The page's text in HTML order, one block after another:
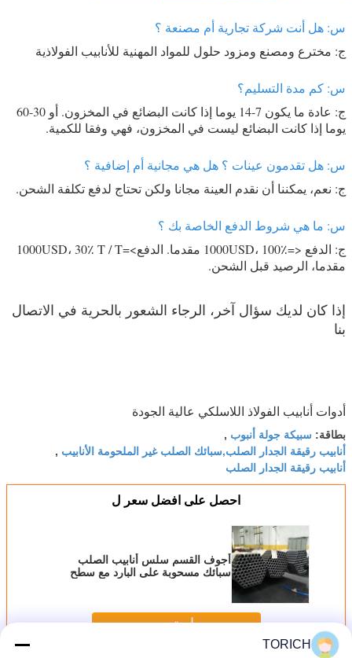
س: هل أنت شركة تجارية أم مصنعة ؟
ج: مخترع ومصنع ومزود حلول للمواد المهنية للأنابيب الفولاذية
س: كم مدة التسليم؟
ج: عادة ما يكون 7-14 يوما إذا كانت البضائع في المخزون. أو 30-60
يوما إذا كانت البضائع ليست في المخزون، فهي وفقا للكمية.
س: هل تقدمون عينات ؟ هل هي مجانية أم إضافية ؟
ج: نعم، يمكننا أن نقدم العينة مجانا ولكن تحتاج لدفع تكلفة الشحن.
س: ما هي شروط الدفع الخاصة بك ؟
ج: الدفع <=1000USD، 100٪ مقدما. الدفع>=1000USD، 30٪ T / T
مقدما، الرصيد قبل الشحن.
إذا كان لديك سؤال آخر، الرجاء الشعور بالحرية في الاتصال
بنا
أدوات أنابيب الفولاذ اللاسلكي عالية الجودة
بطاقة: سبيكة جولة أنبوب ,
أنابيب رقيقة الجدار الصلب,سبائك الصلب غير الملحومة الأنابيب ,
أنابيب رقيقة الجدار الصلب
احصل على افضل سعر ل
أجوف القسم سلس أنابيب الصلب
سبائك مسحوبة على البارد مع سطح
استمر
TORICH